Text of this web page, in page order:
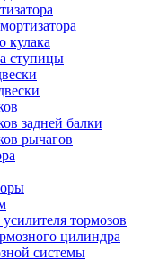
кулака
ступицы
задней балки
рычагов
тормозов
цилиндра
системы